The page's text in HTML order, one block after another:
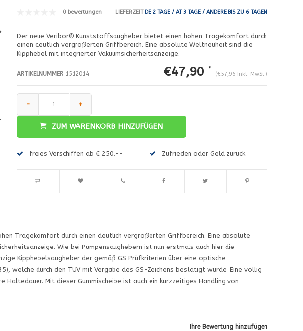
0 bewertungen LIEFERZEITDE 2 TAGE / AT 3 TAGE / ANDERE BIS ZU 6 TAGEN
Der neue Veribor® Kunststoffsaugheber bietet einen hohen Tragekomfort durch
einen deutlich vergrößerten Griffbereich. Eine absolute Weltneuheit sind die
Kipphebel mit integrierter Vakuumsicherheitsanzeige.
ARTIKELNUMMER1512014 €47,90 *
(€57,96 Inkl. MwSt.)
- +
ZUM WARENKORB HINZUFÜGEN
freies Verschiffen ab € 250,-- Zufrieden oder Geld züruck
Tragekomfort durch einen deutlich vergrößerten Griffbereich. Eine absolute
Wie bei Pumpensaughebern ist nun erstmals auch hier die
Kipphebelsaugheber der gemäß GS Prüfkriterien über eine optische
welche durch den TÜV mit Vergabe des GS-Zeichens bestätigt wurde. Eine völlig
Haltedauer. Mit dieser Gummischeibe ist auch ein kurzzeitiges Handling von
Ihre Bewertung hinzufügen